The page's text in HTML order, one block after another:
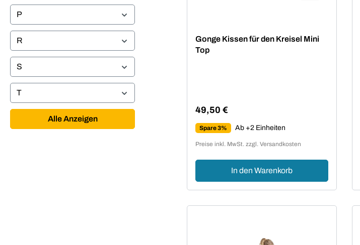
P
R
S
T
Alle Anzeigen
Gonge Kissen für den Kreisel Mini
Top
Regulärer Preis:
49,50 €
Spare 3% Ab +2 Einheiten
Preise inkl. MwSt. zzgl. Versandkosten
In den Warenkorb